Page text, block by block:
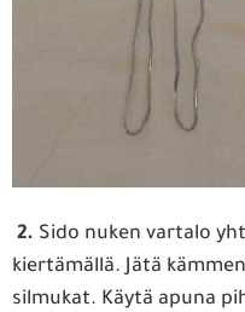
2. Sido nuken vartalo
kiertämällä. Jätä
silmukat. Käytä apuna